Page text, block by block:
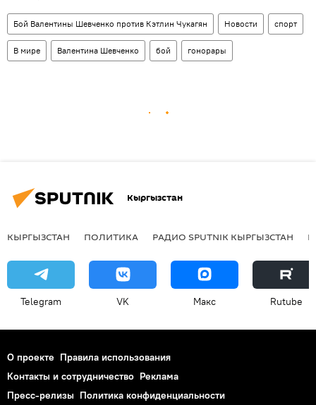
Бой Валентины Шевченко против Кэтлин Чукагян Новости спорт
В мире Валентина Шевченко бой гонорары
Кыргызстан
КЫРГЫЗСТАН ПОЛИТИКА РАДИО SPUTNIK КЫРГЫЗСТАН
Telegram VK Макс Rutube
О проекте Правила использования
Контакты и сотрудничество Реклама
Пресс-релизы Политика конфиденциальности